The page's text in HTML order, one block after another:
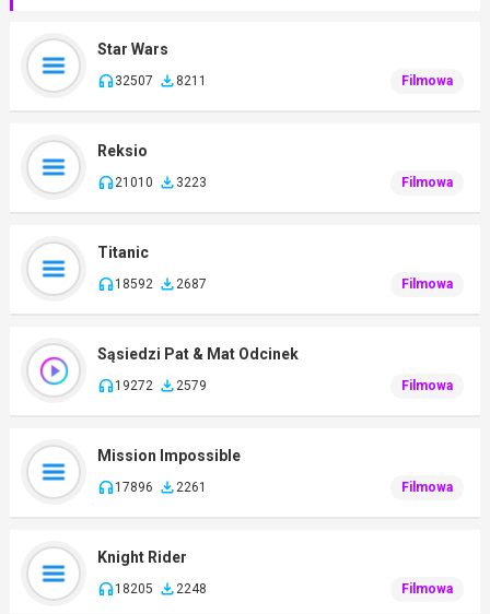
Star Wars
32507 8211 Filmowa
Reksio
21010 3223 Filmowa
Titanic
18592 2687 Filmowa
Sąsiedzi Pat & Mat Odcinek
19272 2579 Filmowa
Mission Impossible
17896 2261 Filmowa
Knight Rider
18205 2248 Filmowa